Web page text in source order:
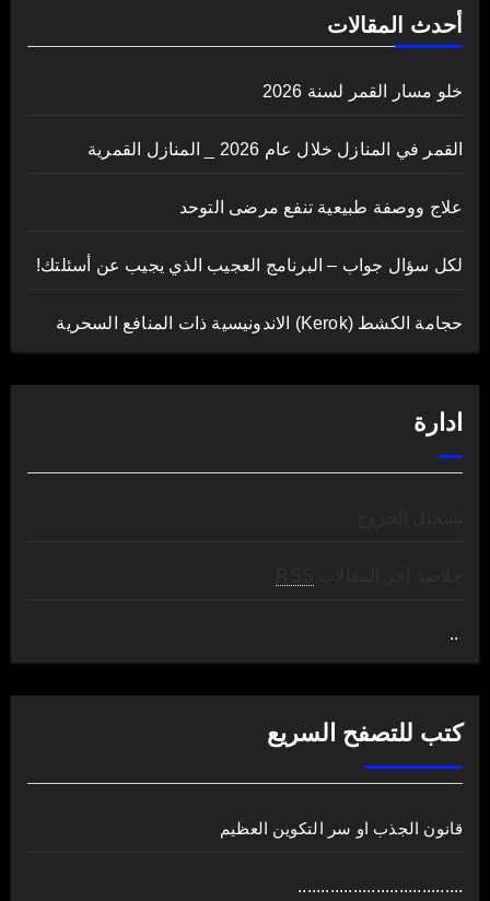
أحدث المقالات
خلو مسار القمر لسنة 2026
القمر في المنازل خلال عام 2026 _ المنازل القمرية
علاج ووصفة طبيعية تنفع مرضى التوحد
لكل سؤال جواب – البرنامج العجيب الذي يجيب عن أسئلتك!
حجامة الكشط (Kerok) الاندونيسية ذات المنافع السحرية
ادارة
..
كتب للتصفح السريع
قانون الجذب او سر التكوين العظيم
....................................